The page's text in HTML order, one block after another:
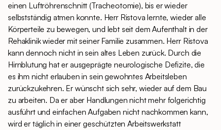
einen Luftröhrenschnitt (Tracheotomie), bis er wieder
selbstständig atmen konnte. Herr Ristova lernte, wieder alle
Körperteile zu bewegen, und lebt seit dem Aufenthalt in der
Rehaklinik wieder mit seiner Familie zusammen. Herr Ristova
kann dennoch nicht in sein altes Leben zurück. Durch die
Hirnblutung hat er ausgeprägte neurologische Defizite, die
es ihm nicht erlauben in sein gewohntes Arbeitsleben
zurückzukehren. Er wünscht sich sehr, wieder auf dem Bau
zu arbeiten. Da er aber Handlungen nicht mehr folgerichtig
ausführt und einfachen Aufgaben nicht nachkommen kann,
wird er täglich in einer geschützten Arbeitswerkstatt